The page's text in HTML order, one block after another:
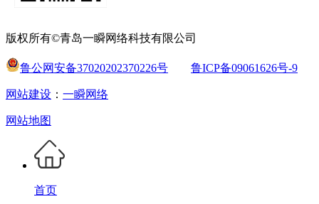
版权所有©青岛一瞬网络科技有限公司
鲁公网安备37020202370226号 鲁ICP备09061626号-9
网站建设 ： 一瞬网络
网站地图
首页